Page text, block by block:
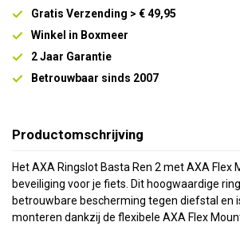
Gratis Verzending > € 49,95
Winkel in Boxmeer
2 Jaar Garantie
Betrouwbaar sinds 2007
Productomschrijving
Het AXA Ringslot Basta Ren 2 met AXA Flex
beveiliging voor je fiets. Dit hoogwaardige
betrouwbare bescherming tegen diefstal en
monteren dankzij de flexibele AXA Flex